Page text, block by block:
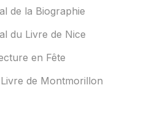
de la Biographie
du Livre de Nice
en Fête
de Montmorillon